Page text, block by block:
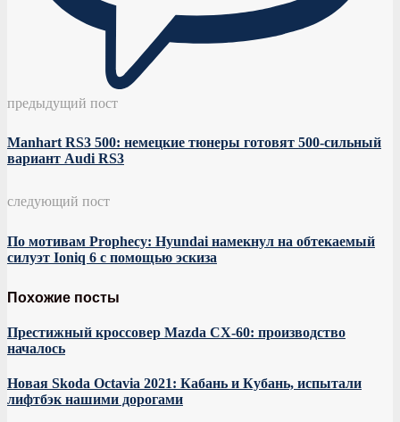
предыдущий пост
Manhart RS3 500: немецкие тюнеры готовят 500-сильный
вариант Audi RS3
следующий пост
По мотивам Prophecy: Hyundai намекнул на обтекаемый
силуэт Ioniq 6 с помощью эскиза
Похожие посты
Престижный кроссовер Mazda CX-60: производство
началось
Новая Skoda Octavia 2021: Кабань и Кубань, испытали
лифтбэк нашими дорогами